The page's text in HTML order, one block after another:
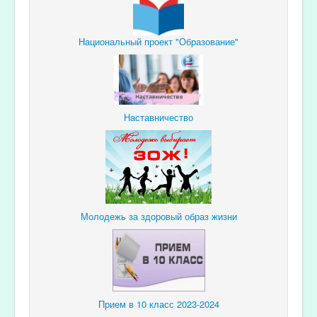
Национальный проект "Образование"
Наставничество
Молодежь за здоровый образ жизни
Прием в 10 класс 2023-2024